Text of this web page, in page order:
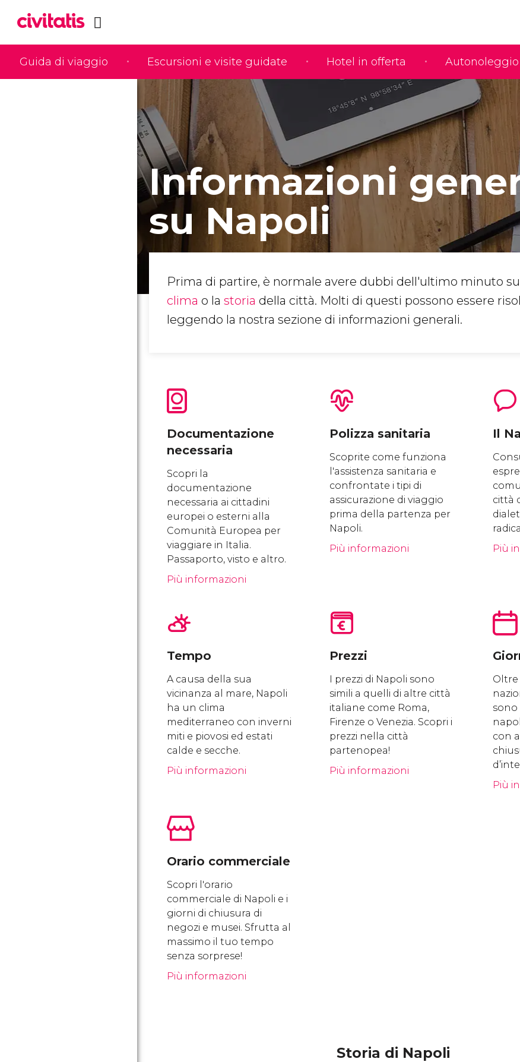
Guida di viaggio Escursioni e visite guidate Hotel in offerta Autonoleggio
Informazioni
su Napoli
Prima di partire, è normale avere dubbi dell'ultimo minuto
clima o la storia della città. Molti di questi possono essere
leggendo la nostra sezione di informazioni generali.
Documentazione
necessaria
Scopri la
documentazione
necessaria ai cittadini
europei o esterni alla
Comunità Europea per
viaggiare in Italia.
Passaporto, visto e altro.
Più informazioni
Polizza sanitaria
Scoprite come funziona
l'assistenza sanitaria e
confrontate i tipi di
assicurazione di viaggio
prima della partenza per
Napoli.
Più informazioni
Il
città
Più
Tempo
A causa della sua
vicinanza al mare, Napoli
ha un clima
mediterraneo con inverni
miti e piovosi ed estati
calde e secche.
Più informazioni
Prezzi
I prezzi di Napoli sono
simili a quelli di altre città
italiane come Roma,
Firenze o Venezia. Scopri i
prezzi nella città
partenopea!
Più informazioni
Oltre
sono
con
Più
Orario commerciale
Scopri l'orario
commerciale di Napoli e i
giorni di chiusura di
negozi e musei. Sfrutta al
massimo il tuo tempo
senza sorprese!
Più informazioni
Storia di Napoli